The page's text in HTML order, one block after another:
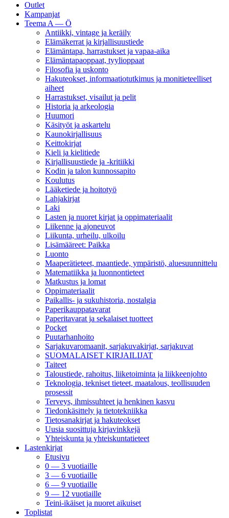
Outlet
Kampanjat
Teema A — Ö
Antiikki, vintage ja keräily
Elämäkerrat ja kirjallisuustiede
Elämäntapa, harrastukset ja vapaa-aika
Elämäntapaoppaat, tyylioppaat
Filosofia ja uskonto
Hakuteokset, informaatiotutkimus ja monitieteelliset
aiheet
Harrastukset, visailut ja pelit
Historia ja arkeologia
Huumori
Käsityöt ja askartelu
Kaunokirjallisuus
Keittokirjat
Kieli ja kielitiede
Kirjallisuustiede ja -kritiikki
Kodin ja talon kunnossapito
Koulutus
Lääketiede ja hoitotyö
Lahjakirjat
Laki
Lasten ja nuoret kirjat ja oppimateriaalit
Liikenne ja ajoneuvot
Liikunta, urheilu, ulkoilu
Lisämääreet: Paikka
Luonto
Maaperätieteet, maantiede, ympäristö, aluesuunnittelu
Matematiikka ja luonnontieteet
Matkustus ja lomat
Oppimateriaalit
Paikallis- ja sukuhistoria, nostalgia
Paperikauppatavarat
Paperitavarat ja sekalaiset tuotteet
Pocket
Puutarhanhoito
Sarjakuvaromaanit, sarjakuvakirjat, sarjakuvat
SUOMALAISET KIRJAILIJAT
Taiteet
Taloustiede, rahoitus, liiketoiminta ja liikkeenjohto
Teknologia, tekniset tieteet, maatalous, teollisuuden
prosessit
Terveys, ihmissuhteet ja henkinen kasvu
Tiedonkäsittely ja tietotekniikka
Tietosanakirjat ja hakuteokset
Uusia suosittuja kirjavinkkejä
Yhteiskunta ja yhteiskuntatieteet
Lastenkirjat
Etusivu
0 — 3 vuotiaille
3 — 6 vuotiaille
6 — 9 vuotiaille
9 — 12 vuotiaille
Teini-ikäiset ja nuoret aikuiset
Toplistat